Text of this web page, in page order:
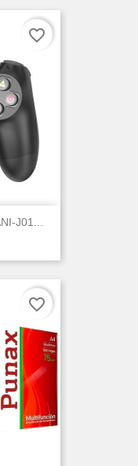
J01...
favorite_border
favorite_border